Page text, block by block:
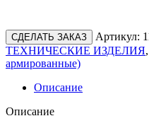
СДЕЛАТЬ ЗАКАЗ Артикул:
ТЕХНИЧЕСКИЕ ИЗДЕЛИЯ,
армированные)
Описание
Описание